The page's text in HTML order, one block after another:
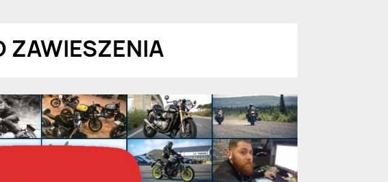
ZAWIESZENIA